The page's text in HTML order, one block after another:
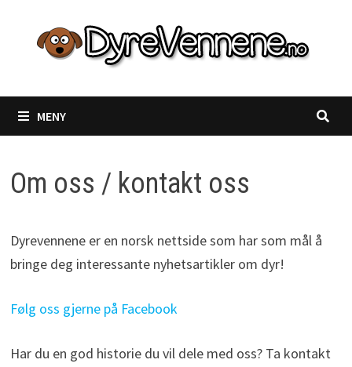
innhold
MENY
Om oss / kontakt oss
Dyrevennene er en norsk nettside som har som mål å
bringe deg interessante nyhetsartikler om dyr!
Følg oss gjerne på Facebook
Har du en god historie du vil dele med oss? Ta kontakt